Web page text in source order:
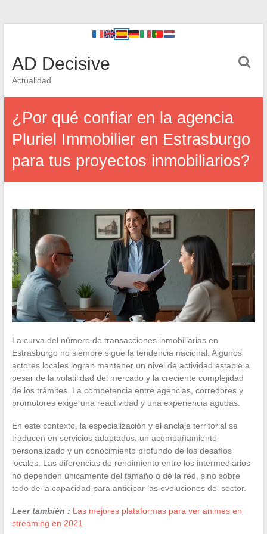
AD Decisive
Actualidad
¿Por qué confiar en la agencia
Pluriel Immobilier en Estrasburgo
para tus proyectos inmobiliarios?
La curva del número de transacciones inmobiliarias en
Estrasburgo no siempre sigue la tendencia nacional. Algunos
actores locales logran mantener un nivel de actividad estable a
pesar de la volatilidad del mercado y la creciente complejidad
de los trámites. La competencia entre agencias, corredores y
promotores exige una reactividad y una experiencia agudas.
En este contexto, la especialización y el anclaje territorial se
traducen en servicios adaptados, un acompañamiento
personalizado y un conocimiento profundo de los desafíos
locales. Las diferencias de rendimiento entre los intermediarios
no dependen únicamente del tamaño o de la red, sino sobre
todo de la capacidad para anticipar las evoluciones del sector.
Leer también : Las mejores plataformas para ver animes en
streaming en 2021